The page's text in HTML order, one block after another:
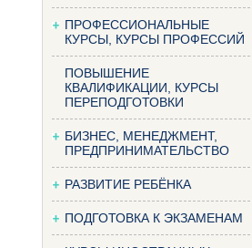
ПРОФЕССИОНАЛЬНЫЕ
КУРСЫ, КУРСЫ ПРОФЕССИЙ
ПОВЫШЕНИЕ
КВАЛИФИКАЦИИ, КУРСЫ
ПЕРЕПОДГОТОВКИ
БИЗНЕС, МЕНЕДЖМЕНТ,
ПРЕДПРИНИМАТЕЛЬСТВО
РАЗВИТИЕ РЕБЁНКА
ПОДГОТОВКА К ЭКЗАМЕНАМ